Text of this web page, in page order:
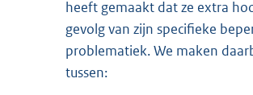
heeft gemaakt dat ze extra
gevolg van zijn specifieke
problematiek. We maken
tussen: